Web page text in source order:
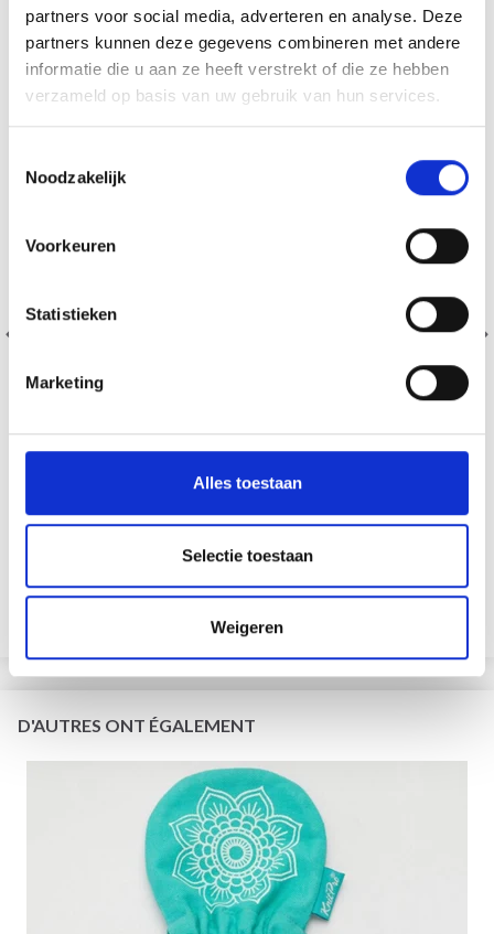
partners voor social media, adverteren en analyse. Deze
partners kunnen deze gegevens combineren met andere
informatie die u aan ze heeft verstrekt of die ze hebben
verzameld op basis van uw gebruik van hun services.
Noodzakelijk
Voorkeuren
Statistieken
Marketing
Alles toestaan
Selectie toestaan
Weigeren
19% de réduction
KNITPRO ZING MINI ENSEMBLE D'AIGUILLES
CIRCULAIRES INTERCHANGEABLES, 5 CM
L'offre expire le 08/09/2026
D'AUTRES ONT ÉGALEMENT